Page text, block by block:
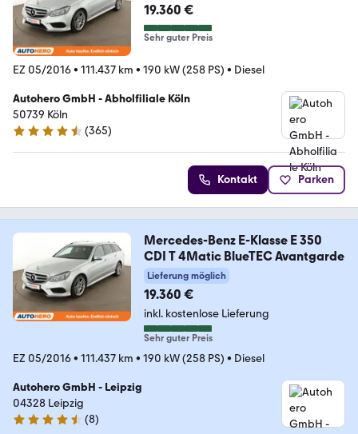
19.360 €
Sehr guter Preis
EZ 05/2016• 111.437 km • 190 kW (258 PS) • Diesel
Autohero GmbH - Abholfiliale Köln
50739 Köln
4.6 Sterne
(365)
Kontakt Parken
Mercedes-Benz E-Klasse E 350
CDI T 4Matic BlueTEC Avantgarde
Lieferung möglich
19.360 €
inkl. kostenlose Lieferung
Sehr guter Preis
EZ 05/2016• 111.437 km • 190 kW (258 PS) • Diesel
Autohero GmbH - Leipzig
04328 Leipzig
4.3 Sterne
(8)